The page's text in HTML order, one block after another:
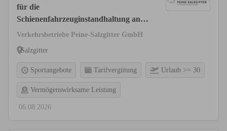
für die
Schienenfahrzeuginstandhaltung an
Güterwagen (w/m/d)
Verkehrsbetriebe Peine-Salzgitter GmbH
Salzgitter
Sportangebote Tarifvergütung Urlaub >= 30
Vermögenswirksame Leistung
06.08.2026